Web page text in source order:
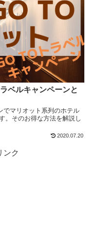
ベルキャンペーンと
でマリオット系列のホテル
。そのお得な方法を解説し
2020.07.20
ンク